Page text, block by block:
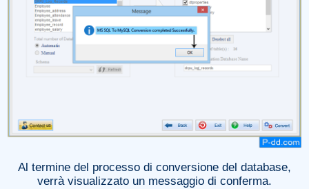
Al termine del processo di conversione del database,
verrà visualizzato un messaggio di conferma.